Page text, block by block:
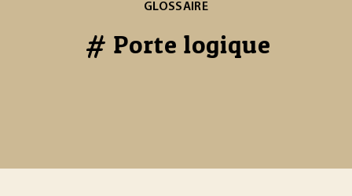
GLOSSAIRE
# Porte logique